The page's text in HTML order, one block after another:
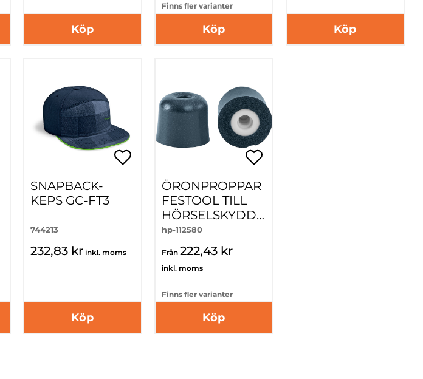
Köp
Finns fler varianter
Köp Köp
SNAPBACK-
KEPS GC-FT3
744213
232,83 kr inkl. moms
Köp
ÖRONPROPPAR
FESTOOL TILL
HÖRSELSKYDD
GHS 25 I
hp-112580
Från 222,43 kr
inkl. moms
Finns fler varianter
Köp